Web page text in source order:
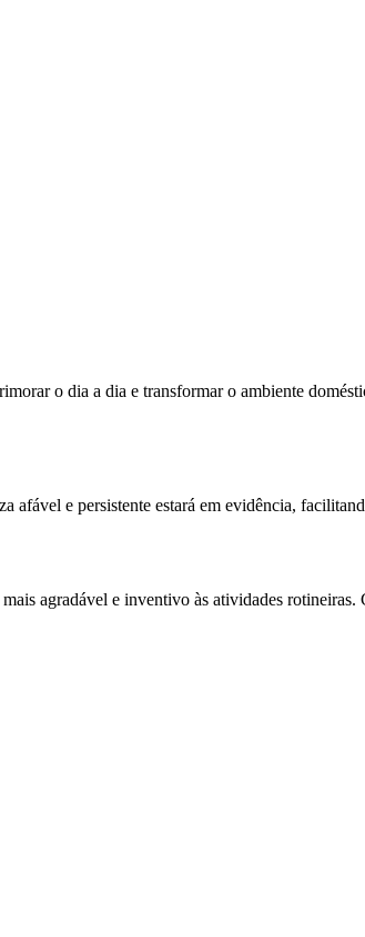
o dia a dia e transformar o ambiente
afável e persistente estará em evidência,
agradável e inventivo às atividades